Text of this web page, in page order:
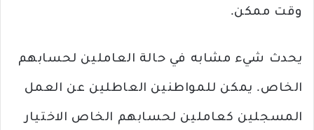
وقت ممكن.
يحدث شيء مشابه في حالة العاملين لحسابهم
الخاص. يمكن للمواطنين العاطلين عن العمل
المسجلين كعاملين لحسابهم الخاص الاختيار